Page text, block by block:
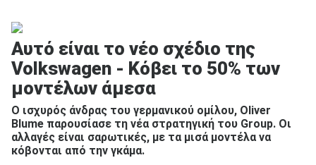
Αυτό είναι το νέο σχέδιο της
Volkswagen - Κόβει το 50% των
μοντέλων άμεσα
Ο ισχυρός άνδρας του γερμανικού ομίλου, Oliver
Blume παρουσίασε τη νέα στρατηγική του Group. Οι
αλλαγές είναι σαρωτικές, με τα μισά μοντέλα να
κόβονται από την γκάμα.